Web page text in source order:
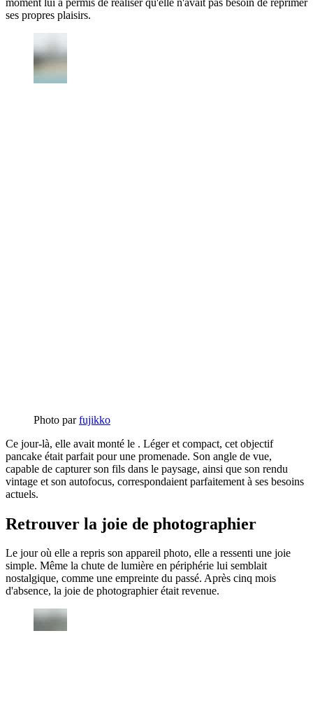
ses propres plaisirs.
Photo parfujikko
Ce jour-là, elle avait monté le . Léger et compact, cet objectif
pancake était parfait pour une promenade. Son angle de vue,
capable de capturer son fils dans le paysage, ainsi que son rendu
vintage et son autofocus, correspondaient parfaitement à ses besoins
actuels.
Retrouver la joie de photographier
Le jour où elle a repris son appareil photo, elle a ressenti une joie
simple. Même la chute de lumière en périphérie lui semblait
nostalgique, comme une empreinte du passé. Après cinq mois
d'absence, la joie de photographier était revenue.